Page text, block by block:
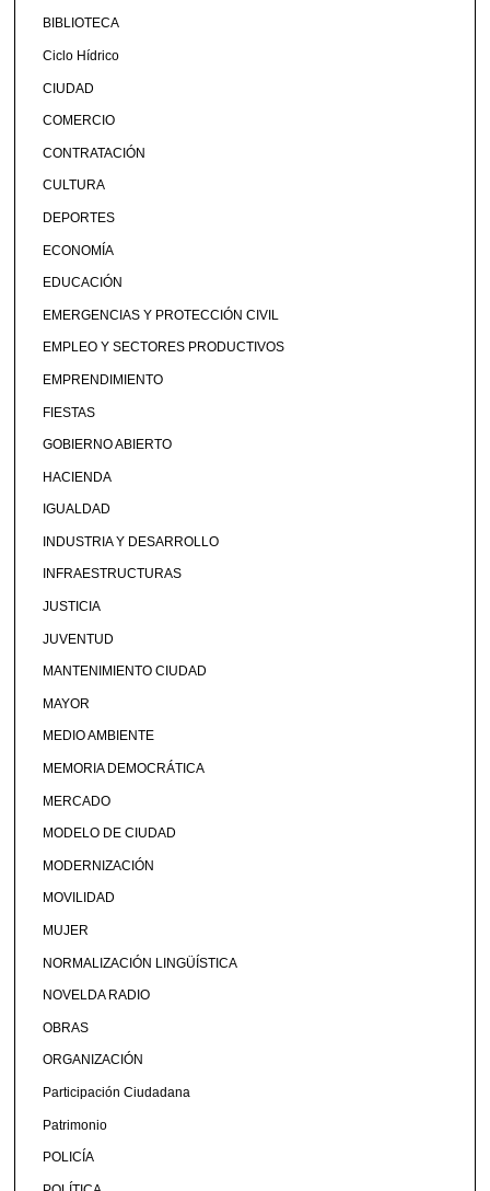
BIBLIOTECA
Ciclo Hídrico
CIUDAD
COMERCIO
CONTRATACIÓN
CULTURA
DEPORTES
ECONOMÍA
EDUCACIÓN
EMERGENCIAS Y PROTECCIÓN CIVIL
EMPLEO Y SECTORES PRODUCTIVOS
EMPRENDIMIENTO
FIESTAS
GOBIERNO ABIERTO
HACIENDA
IGUALDAD
INDUSTRIA Y DESARROLLO
INFRAESTRUCTURAS
JUSTICIA
JUVENTUD
MANTENIMIENTO CIUDAD
MAYOR
MEDIO AMBIENTE
MEMORIA DEMOCRÁTICA
MERCADO
MODELO DE CIUDAD
MODERNIZACIÓN
MOVILIDAD
MUJER
NORMALIZACIÓN LINGÜÍSTICA
NOVELDA RADIO
OBRAS
ORGANIZACIÓN
Participación Ciudadana
Patrimonio
POLICÍA